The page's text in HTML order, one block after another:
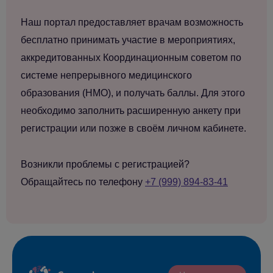
Наш портал предоставляет врачам возможность
бесплатно принимать участие в мероприятиях,
аккредитованных Координационным советом по
системе непрерывного медицинского
образования (НМО), и получать баллы. Для этого
необходимо заполнить расширенную анкету при
регистрации или позже в своём личном кабинете.
Возникли проблемы с регистрацией?
Обращайтесь по телефону +7 (999) 894-83-41